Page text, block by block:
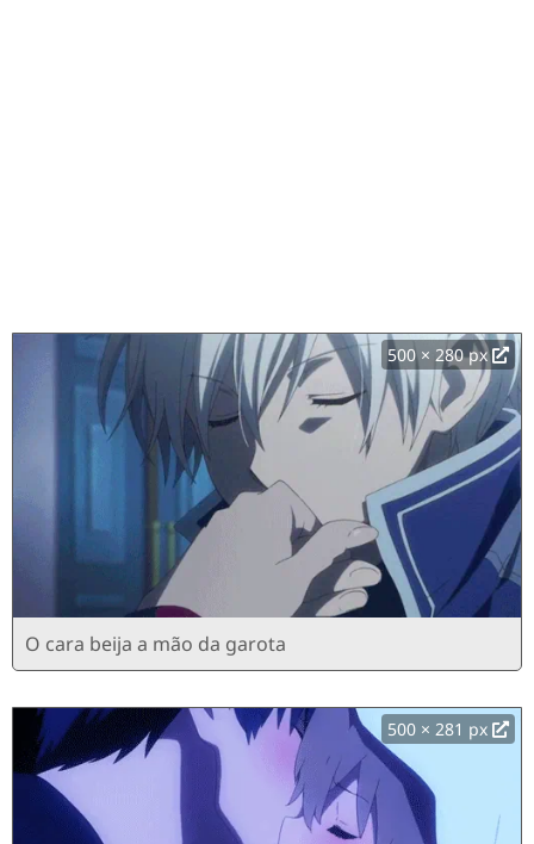
500 × 280 px
O cara beija a mão da garota
500 × 281 px